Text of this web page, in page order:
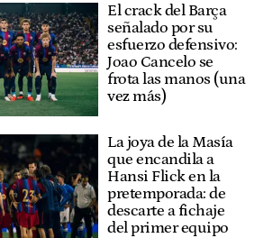
El crack del Barça
señalado por su
esfuerzo defensivo:
Joao Cancelo se
frota las manos (una
vez más)
La joya de la Masía
que encandila a
Hansi Flick en la
pretemporada: de
descarte a fichaje
del primer equipo